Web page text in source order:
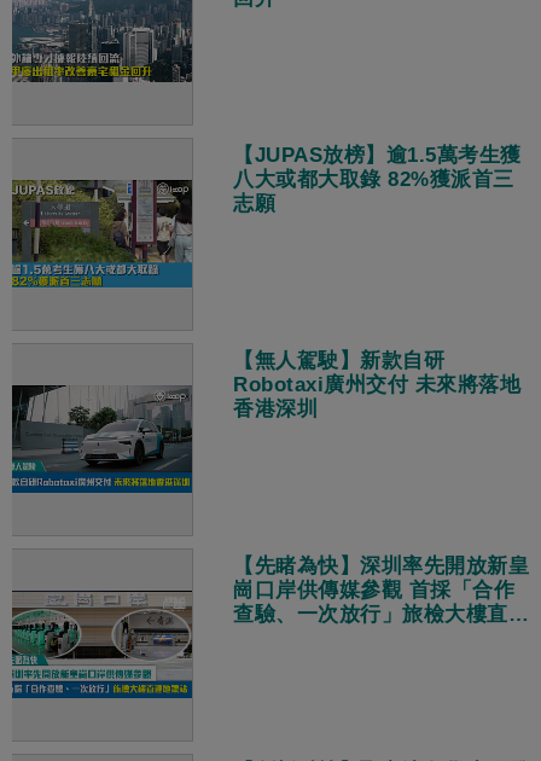
【JUPAS放榜】逾1.5萬考生獲
八大或都大取錄 82%獲派首三
志願
【無人駕駛】新款自研
Robotaxi廣州交付 未來將落地
香港深圳
【先睹為快】深圳率先開放新皇
崗口岸供傳媒參觀 首採「合作
查驗、一次放行」旅檢大樓直連